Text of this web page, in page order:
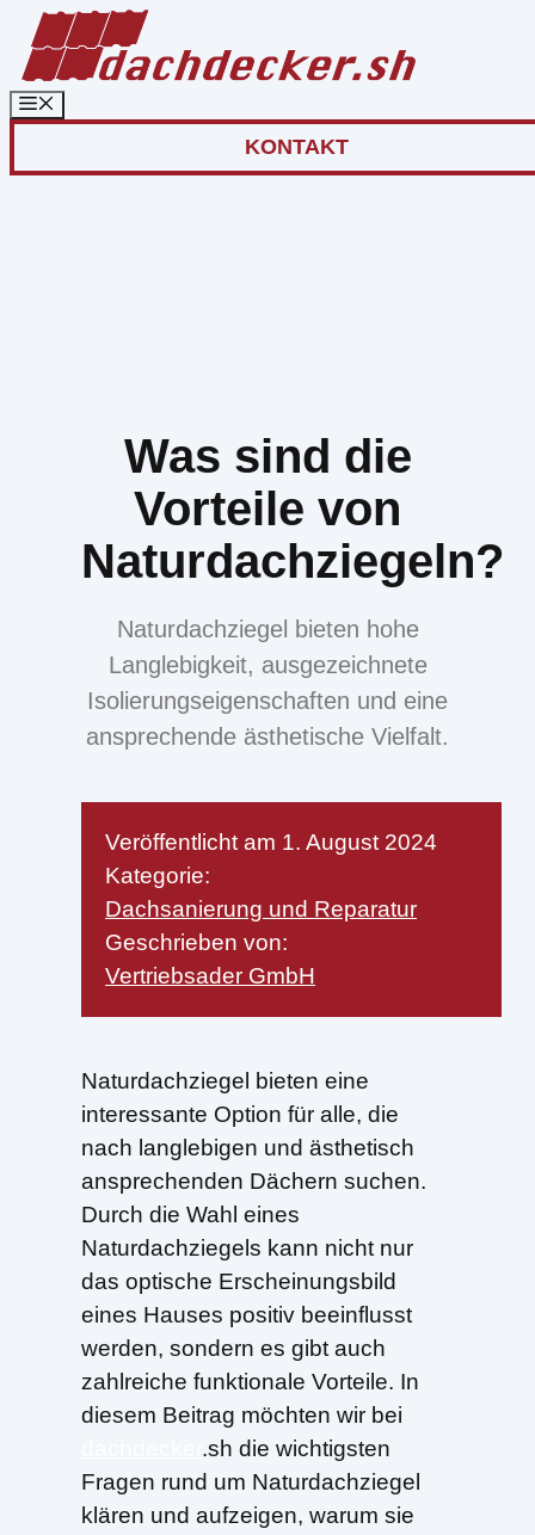
Zum
Inhalt
springen
KONTAKT
Was sind die
Vorteile von
Naturdachziegeln?
Naturdachziegel bieten hohe
Langlebigkeit, ausgezeichnete
Isolierungseigenschaften und eine
ansprechende ästhetische Vielfalt.
Veröffentlicht am 1. August 2024
Kategorie:
Dachsanierung und Reparatur
Geschrieben von:
Vertriebsader GmbH
Naturdachziegel bieten eine
interessante Option für alle, die
nach langlebigen und ästhetisch
ansprechenden Dächern suchen.
Durch die Wahl eines
Naturdachziegels kann nicht nur
das optische Erscheinungsbild
eines Hauses positiv beeinflusst
werden, sondern es gibt auch
zahlreiche funktionale Vorteile. In
diesem Beitrag möchten wir bei
.sh die wichtigsten
Fragen rund um Naturdachziegel
klären und aufzeigen, warum sie